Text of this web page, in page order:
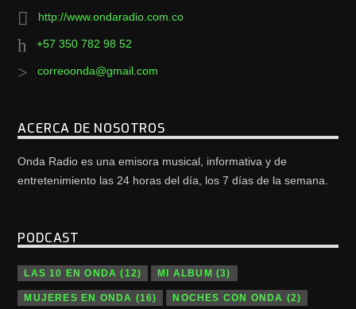
http://www.ondaradio.com.co
+57 350 782 98 52
correoonda@gmail.com
ACERCA DE NOSOTROS
Onda Radio es una emisora musical, informativa y de
entretenimiento las 24 horas del día, los 7 días de la semana.
PODCAST
LAS 10 EN ONDA (12) MI ALBUM (3)
MUJERES EN ONDA (16) NOCHES CON ONDA (2)